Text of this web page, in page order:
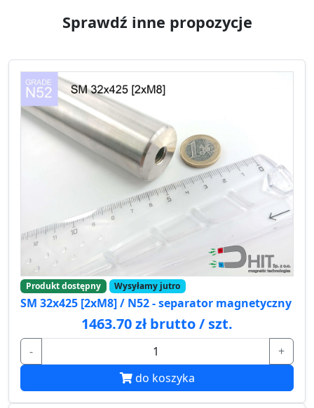
Sprawdź inne propozycje
Produkt dostępny Wysyłamy jutro
SM 32x425 [2xM8] / N52 - separator magnetyczny
1463.70 zł brutto / szt.
-
+
do koszyka